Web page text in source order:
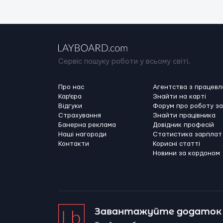
Сервіс пошуку роботи у всьому світі.
Про нас
Кар'єра
Відгуки
Страхування
Банерна реклама
Наші нагороди
Контакти
Агентства з
Знайти на карті
Форум про роботу
Знайти працівника
Довідник професій
Статистика зарплат
Корисні статті
Новини за кордоном
Завантажуйте додаток